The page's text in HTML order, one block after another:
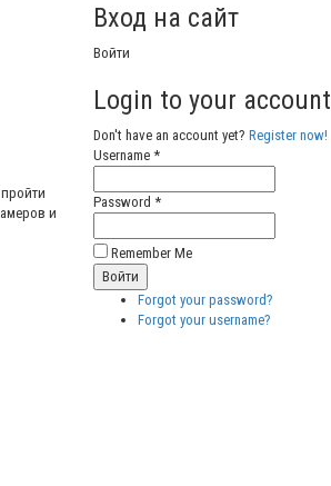
и
Вход на сайт
Войти
Login to your account
Don't have an account yet? Register now!
Username *
Password *
Remember Me
Forgot your password?
Forgot your username?